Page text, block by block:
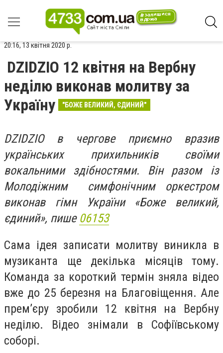
20:16, 13 квітня 2020 р.
DZIDZIO 12 квітня на Вербну
неділю виконав молитву за
Україну
"БОЖЕ ВЕЛИКИЙ, ЄДИНИЙ"
DZIDZIOв чергове приємно вразив
українських прихильників своїми
вокальними здібностями. Він разом із
Молодіжним симфонічним оркестром
виконав гімн України «Боже великий,
єдиний», пише 06153
Сама ідея записати молитву виникла в
музиканта ще декілька місяців тому.
Команда за короткий термін зняла відео
вже до 25 березня на Благовіщення. Але
прем’єру зробили 12 квітня на Вербну
неділю. Відео знімали в Софіївському
соборі.